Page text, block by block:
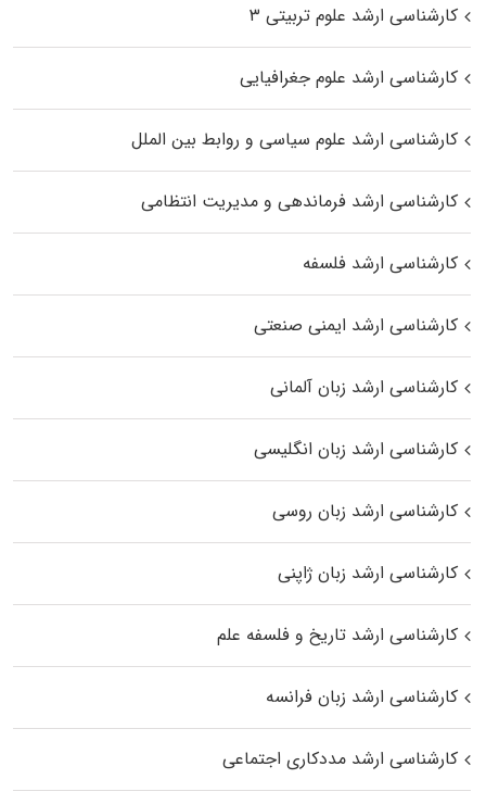
کارشناسی ارشد علوم تربیتی ۳
کارشناسی ارشد علوم جغرافیایی
کارشناسی ارشد علوم سیاسی و روابط بین الملل
کارشناسی ارشد فرماندهی و مدیریت انتظامی
کارشناسی ارشد فلسفه
کارشناسی ارشد ایمنی صنعتی
کارشناسی ارشد زبان آلمانی
کارشناسی ارشد زبان انگلیسی
کارشناسی ارشد زبان روسی
کارشناسی ارشد زبان ژاپنی
کارشناسی ارشد تاریخ و فلسفه علم
کارشناسی ارشد زبان فرانسه
کارشناسی ارشد مددکاری اجتماعی